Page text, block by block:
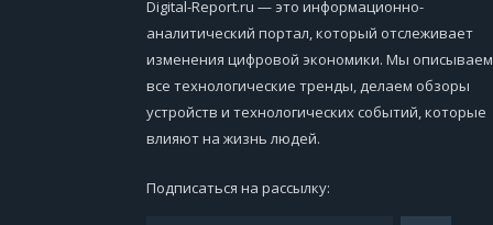
Digital-Report.ru — это информационно-
аналитический портал, который отслеживает
изменения цифровой экономики. Мы описываем
все технологические тренды, делаем обзоры
устройств и технологических событий, которые
влияют на жизнь людей.
Подписаться на рассылку: